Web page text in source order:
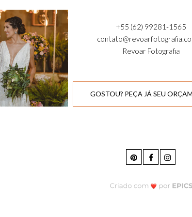
+55 (62) 99281-1565
Revoar Fotografia
GOSTOU? PEÇA JÁ SEU